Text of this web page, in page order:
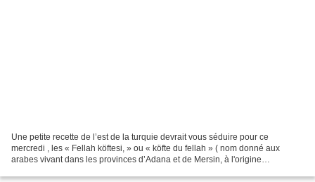
Une petite recette de l’est de la turquie devrait vous séduire pour ce
mercredi , les « Fellah köftesi, » ou « köfte du fellah » ( nom donné aux
arabes vivant dans les provinces d’Adana et de Mersin, à l'origine